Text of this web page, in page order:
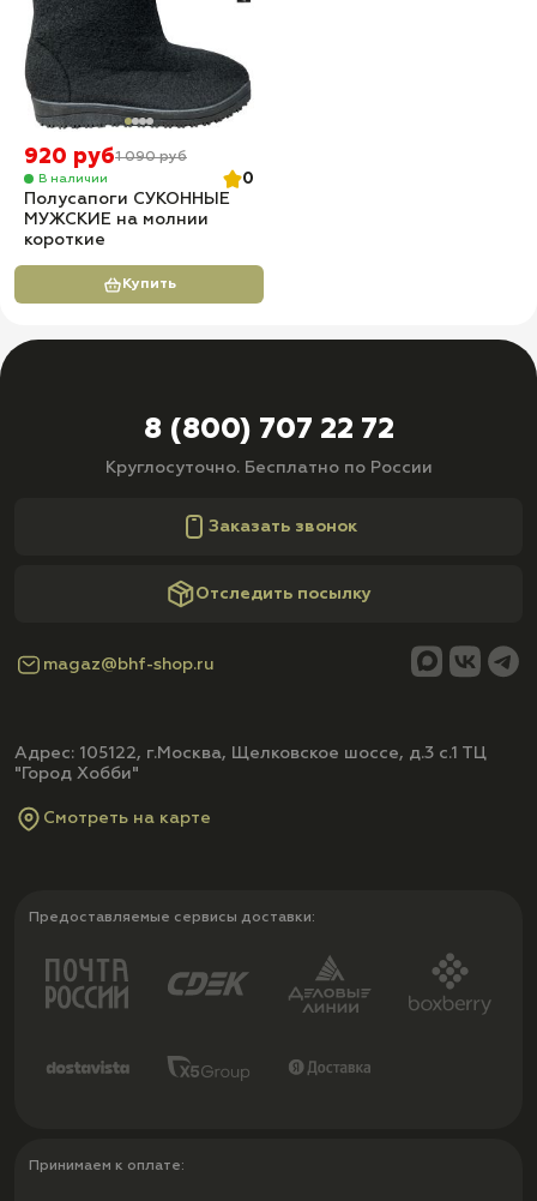
920 руб1 090 руб
В наличии
0
Полусапоги СУКОННЫЕ
МУЖСКИЕ на молнии
короткие
Купить
8 (800) 707 22 72
Круглосуточно. Бесплатно по России
Заказать звонок
Отследить посылку
magaz@bhf-shop.ru
Адрес: 105122, г.Москва, Щелковское шоссе, д.3 с.1 ТЦ
"Город Хобби"
Смотреть на карте
Предоставляемые сервисы доставки:
Принимаем к оплате: